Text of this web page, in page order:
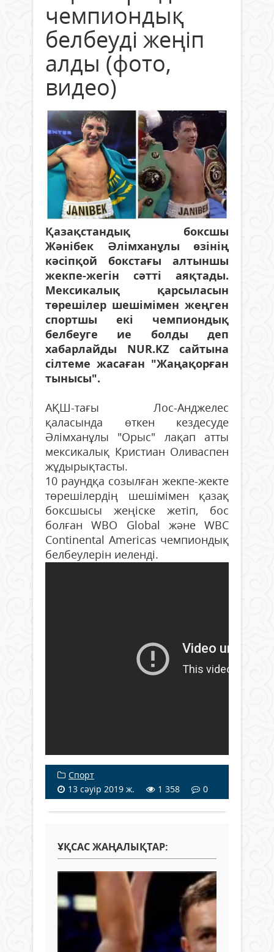
чемпиондық
белбеуді жеңіп
алды (фото,
видео)
Қазақстандық боксшы
Жәнібек Әлімханұлы өзінің
кәсіпқой бокстағы алтыншы
жекпе-жегін сәтті аяқтады.
Мексикалық қарсыласын
төрешілер шешімімен жеңген
спортшы екі чемпиондық
белбеуге ие болды деп
хабарлайды NUR.KZ сайтына
сілтеме жасаған "Жаңақорған
тынысы".
АҚШ-тағы Лос-Анджелес
қаласында өткен кездесуде
Әлімханұлы "Орыс" лақап атты
мексикалық Кристиан Оливаспен
жұдырықтасты.
10 раундқа созылған жекпе-жекте
төрешілердің шешімімен қазақ
боксшысы жеңіске жетіп, бос
болған WBO Global және WBC
Continental Americas чемпиондық
белбеулерін иеленді.
Спорт
13 сәуір 2019 ж.
1 358 0
ҰҚСАС ЖАҢАЛЫҚТАР: